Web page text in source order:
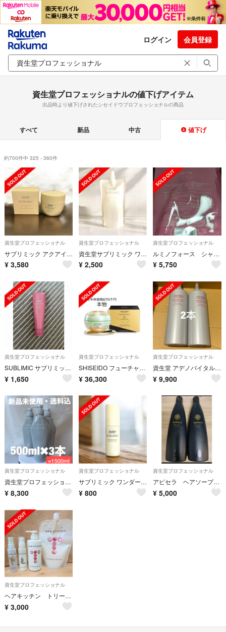
ログイン 会員登録
資生堂プロフェッショナルの値下げアイテム
出品時より値下げされたシセイドウプロフェッショナルの商品
すべて 新品 中古 値下げ
約700件中 325 - 360件
資生堂プロフェッショナル
サブリミック アクアインテンシブマスク（D） 200g
¥ 3,580
資生堂プロフェッショナル
資生堂サブリミック ワンダーシールドa 詰替用110mL
¥ 2,500
資生堂プロフェッショナル
ルミノフォース シャンプー 1800ml
¥ 5,750
資生堂プロフェッショナル
SUBLIMIC サブリミック ルミノフォース トリートメント
¥ 1,650
資生堂プロフェッショナル
SHISEIDO フューチャーソリューション LXレジェンダリーEN クリーム
¥ 36,300
資生堂プロフェッショナル
資生堂 アデノバイタル アドバンスト スカルプエッセンス
¥ 9,900
資生堂プロフェッショナル
資生堂プロフェッショナル アデノバイタル シャンプー 500ml×3本
¥ 8,300
資生堂プロフェッショナル
サブリミック ワンダーシールドa 25mL
¥ 800
資生堂プロフェッショナル
アピセラ ヘアソープ 2本セット シャンプー 資生堂 新品未使用
¥ 5,000
資生堂プロフェッショナル
ヘアキッチン トリートメント・ミスト・ミルクのセット
¥ 3,000